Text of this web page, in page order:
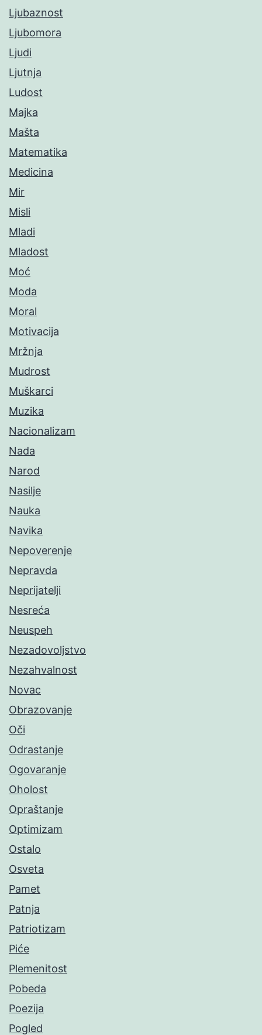
Ljubaznost
Ljubomora
Ljudi
Ljutnja
Ludost
Majka
Mašta
Matematika
Medicina
Mir
Misli
Mladi
Mladost
Moć
Moda
Moral
Motivacija
Mržnja
Mudrost
Muškarci
Muzika
Nacionalizam
Nada
Narod
Nasilje
Nauka
Navika
Nepoverenje
Nepravda
Neprijatelji
Nesreća
Neuspeh
Nezadovoljstvo
Nezahvalnost
Novac
Obrazovanje
Oči
Odrastanje
Ogovaranje
Oholost
Opraštanje
Optimizam
Ostalo
Osveta
Pamet
Patnja
Patriotizam
Piće
Plemenitost
Pobeda
Poezija
Pogled